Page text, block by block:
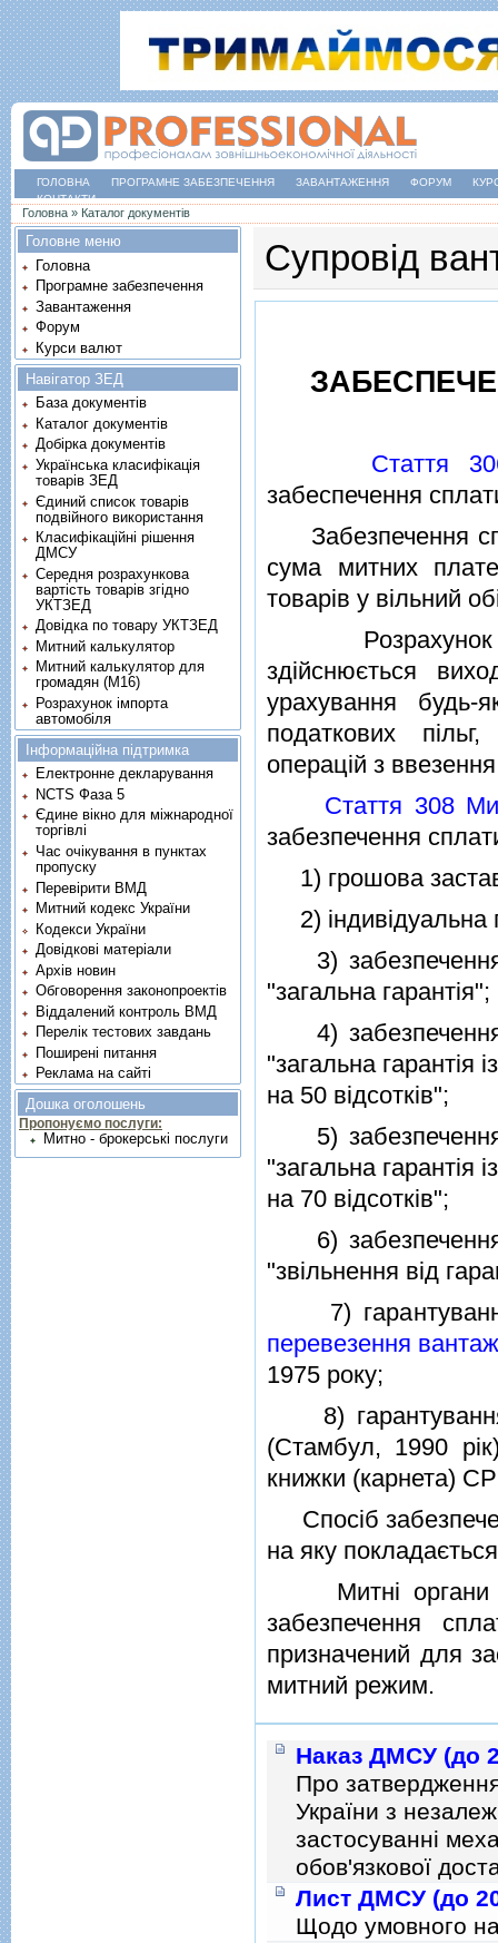
ГОЛОВНА ПРОГРАМНЕ ЗАБЕЗПЕЧЕННЯ ЗАВАНТАЖЕННЯ ФОРУМ
КОНТАКТИ
Ви є тут
Головна » Каталог документів
Супровід
Cтаття
забеспечення
Забезпечення
сума митних
товарiв у вiльний
Розрахунок
здiйснюється
урахування
податкових
операцiй з
Cтаття 308
забезпечення
1) грошова
2) iндивiдуальна
3) забезпечення
"загальна гарантiя";
4) забезпечення
"загальна гарантiя
на 50 вiдсоткiв";
5) забезпечення
"загальна гарантiя
на 70 вiдсоткiв";
6) забезпечення
"звiльнення вiд
7)
перевезення
1975 року;
8)
(Стамбул, 1990
книжки (карнета)
Спосiб
на яку
Митнi органи
забезпечення
призначений для
митний режим.
Наказ ДМСУ (до
Про
України з
застосуваннi
обов'язкової
Лист ДМСУ (до
Щодо умовного
Головне меню
Головна
Програмне забезпечення
Завантаження
Форум
Курси валют
Навігатор ЗЕД
База документів
Каталог документів
Добірка документів
Українська класифікація
товарів ЗЕД
Єдиний список товарів
подвійного використання
Класифікаційні рішення
ДМСУ
Середня розрахункова
вартість товарів згідно
УКТЗЕД
Довідка по товару УКТЗЕД
Митний калькулятор
Митний калькулятор для
громадян (М16)
Розрахунок імпорта
автомобіля
Інформаційна підтримка
Електронне декларування
NCTS Фаза 5
Єдине вікно для міжнародної
торгівлі
Час очікування в пунктах
пропуску
Перевірити ВМД
Митний кодекс України
Кодекси України
Довідкові матеріали
Архів новин
Обговорення законопроектів
Віддалений контроль ВМД
Перелік тестових завдань
Поширені питання
Реклама на сайті
Дошка оголошень
Пропонуємо послуги:
Митно - брокерські послуги